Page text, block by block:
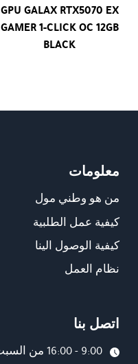
GPU GALAX RTX5070 EX
GAMER 1-CLICK OC 12GB
BLACK
معلومات
من هو وطني مول
كيفية عمل الطلبية
كيفية الوصول الينا
نظام العمل
اتصل بنا
9:00 - 16:00 من السبت للخميس